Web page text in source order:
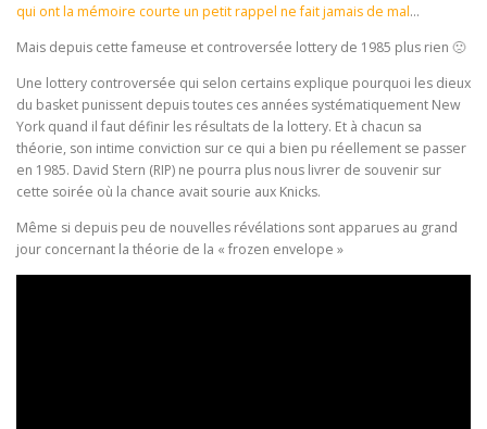
qui ont la mémoire courte un petit rappel ne fait jamais de mal…
Mais depuis cette fameuse et controversée lottery de 1985 plus rien 🙁
Une lottery controversée qui selon certains explique pourquoi les dieux
du basket punissent depuis toutes ces années systématiquement New
York quand il faut définir les résultats de la lottery. Et à chacun sa
théorie, son intime conviction sur ce qui a bien pu réellement se passer
en 1985. David Stern (RIP) ne pourra plus nous livrer de souvenir sur
cette soirée où la chance avait sourie aux Knicks.
Même si depuis peu de nouvelles révélations sont apparues au grand
jour concernant la théorie de la « frozen envelope »